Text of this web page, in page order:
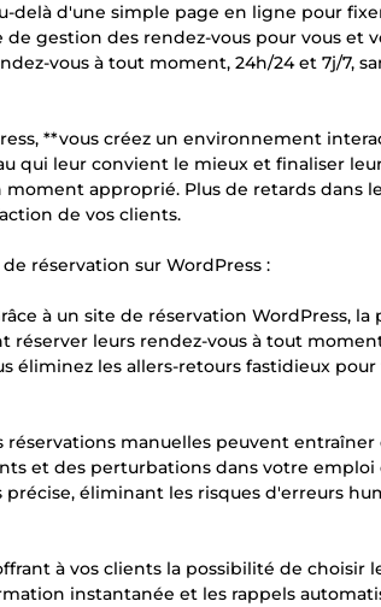
delà d'une simple page en ligne pour
gestion des rendez-vous pour vous et
vous à tout moment, 24h/24 et 7j/7,
**vous créez un environnement
qui leur convient le mieux et finaliser
approprié. Plus de retards dans
de vos clients.
réservation sur WordPress :
à un site de réservation WordPress,
réserver leurs rendez-vous à tout
éliminez les allers-retours fastidieux
réservations manuelles peuvent
et des perturbations dans votre
éliminant les risques d'erreurs
à vos clients la possibilité de choisir
instantanée et les rappels